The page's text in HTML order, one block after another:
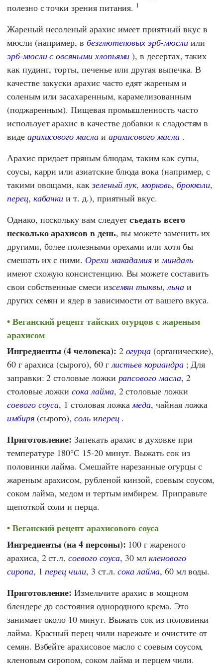
полезно с точки зрения питания. 1
Жареный несоленый арахис имеет приятный вкус в
мюсли (например, в безглютеновых эрб-мюслиили
эрб-мюсли с овсяными хлопьями ), в десертах, таких
как пудинг, торты, печенье или другая выпечка. В
качестве закуски арахис часто едят жареным и
соленым или засахаренным, карамелизованным
(поджаренным). Пищевая промышленность часто
использует арахис в качестве добавки к сладостям в
виде арахисового маслаи арахисового масла.
Арахис придает пряным блюдам, таким как супы,
соусы, карри или азиатские блюда вока (например, с
такими овощами, какзеленый лук,морковь, брокколи,
перец, кабачки и т. д.), приятный вкус.
Однако, поскольку вам следуетсъедать всего
несколько арахисов в день, вы можете заменить их
другими, более полезными орехами или хотя бы
смешать их с ними. Орехи макадамия иминдаль
имеют схожую консистенцию. Вы можете составить
свои собственные смеси изсемян тыквы,льнаи
других семян и ядер в зависимости от вашего вкуса.
Веганский рецепт тайских огурцов с жареным
арахисом
Ингредиенты (4 человека): 2 огурца (органические),
60 г арахиса (сырого), 60 глистьев кориандра; Для
заправки: 2 столовые ложки рапсового масла, 2
столовые ложкисока лайма, 2 столовые ложки
соевого соуса, 1 столовая ложкамеда, чайная ложка
имбиря(сырого),сольиперец.
Приготовление: Запекать арахис в духовке при
температуре 180°С 15-20 минут. Выжать сок из
половинки лайма. Смешайте нарезанные огурцы с
жареным арахисом, рубленой кинзой, соевым соусом,
соком лайма, медом и тертым имбирем. Приправьте
щепоткой соли и перца.
Веганский рецепт арахисового соуса
Ингредиенты (на 4 персоны): 100 г жареного
арахиса, 2 ст.л.соевого соуса, 30 мл кленового
сиропа, 1 перец чили, 3 ст.л.сока лайма, 60 мл воды.
Приготовление: Измельчите арахис в мощном
блендере до состояния однородного крема. Это
занимает около 10 минут. Выжать сок из половинки
лайма. Красный перец чили нарежьте и очистите от
семян. Взбейте арахисовое масло с соевым соусом,
кленовым сиропом, соком лайма и перцем чили.